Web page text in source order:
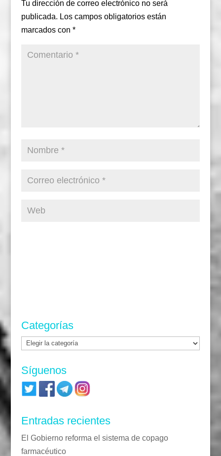
Tu dirección de correo electrónico no será
publicada. Los campos obligatorios están
marcados con *
Categorías
Categorías
Síguenos
Entradas recientes
El Gobierno reforma el sistema de copago
farmacéutico